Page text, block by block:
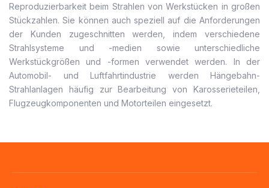
Reproduzierbarkeit beim Strahlen von Werkstücken in großen
Stückzahlen. Sie können auch speziell auf die Anforderungen
der Kunden zugeschnitten werden, indem verschiedene
Strahlsysteme und -medien sowie unterschiedliche
Werkstückgrößen und -formen verwendet werden. In der
Automobil- und Luftfahrtindustrie werden Hängebahn-
Strahlanlagen häufig zur Bearbeitung von Karosserieteilen,
Flugzeugkomponenten und Motorteilen eingesetzt.